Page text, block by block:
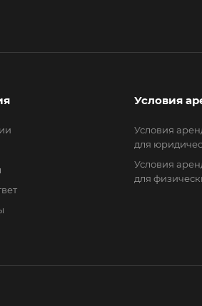
Условия
Условия
для
Условия
для